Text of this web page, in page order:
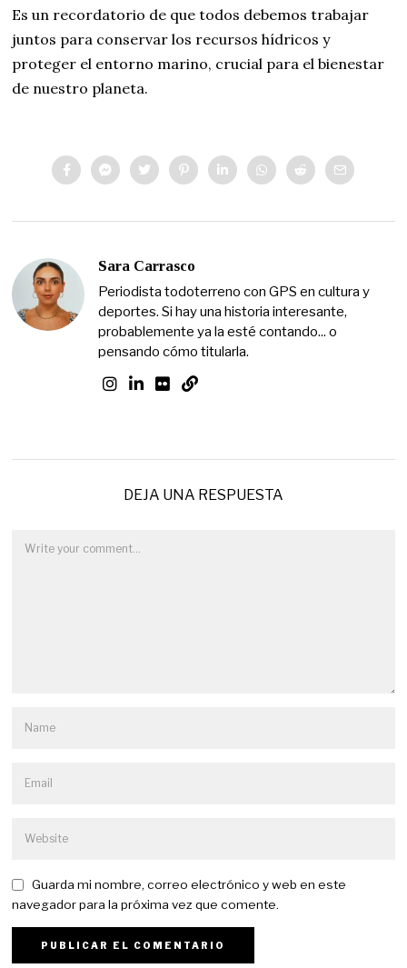
Es un recordatorio de que todos debemos trabajar
juntos para conservar los recursos hídricos y
proteger el entorno marino, crucial para el bienestar
de nuestro planeta.
Sara Carrasco
Periodista todoterreno con GPS en cultura y
deportes. Si hay una historia interesante,
probablemente ya la esté contando... o
pensando cómo titularla.
DEJA UNA RESPUESTA
Guarda mi nombre, correo electrónico y web en este
navegador para la próxima vez que comente.